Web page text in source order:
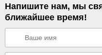
Напишите нам, мы
ближайшее время!